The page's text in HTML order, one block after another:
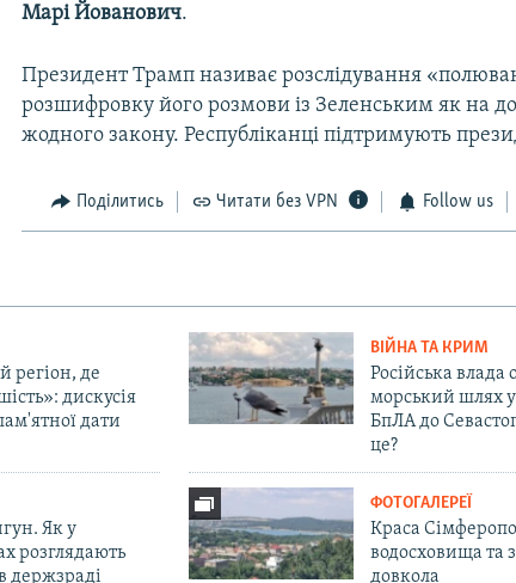
Марі Йованович.
Президент Трамп називає розслідування
розшифровку його розмови із Зеленським як на
жодного закону. Республіканці підтримують
Поділитись Читати без VPN Follow us
регіон, де
дискусія
дати
ВІЙНА ТА КРИМ
Російська влада
морський шлях
БпЛА до
це?
Як у
розглядають
держзраді
ФОТОГАЛЕРЕЇ
Краса
водосховища та
довкола